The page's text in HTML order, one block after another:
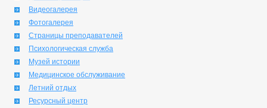
Видеогалерея
Фотогалерея
Страницы преподавателей
Психологическая служба
Музей истории
Медицинское обслуживание
Летний отдых
Ресурсный центр